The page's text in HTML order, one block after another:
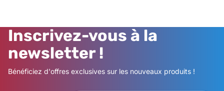
Inscrivez-vous à la
newsletter !
Bénéficiez d'offres exclusives sur les nouveaux produits !